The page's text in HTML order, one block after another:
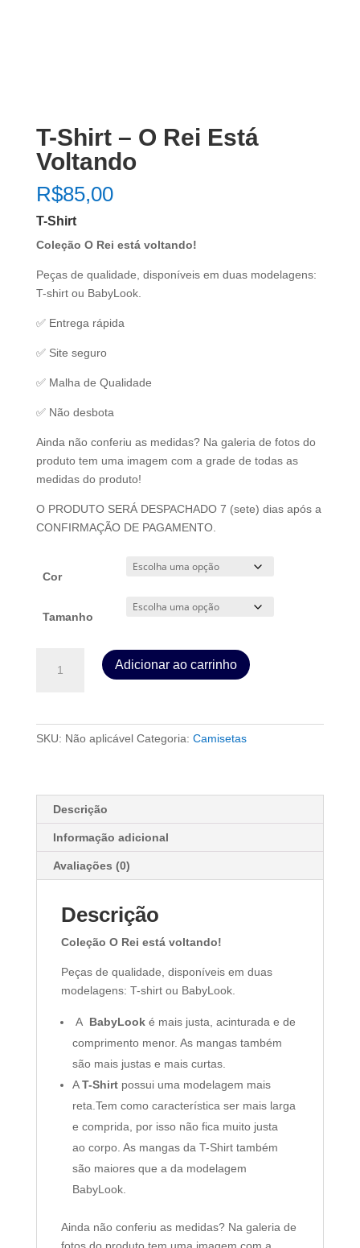
T-Shirt – O Rei Está
Voltando
R$85,00
T-Shirt
Coleção O Rei está voltando!
Peças de qualidade, disponíveis em duas modelagens:
T-shirt ou BabyLook.
✅ Entrega rápida
✅ Site seguro
✅ Malha de Qualidade
✅ Não desbota
Ainda não conferiu as medidas? Na galeria de fotos do
produto tem uma imagem com a grade de todas as
medidas do produto!
O PRODUTO SERÁ DESPACHADO 7 (sete) dias após a
CONFIRMAÇÃO DE PAGAMENTO.
Cor
Tamanho
Shirt
Adicionar ao carrinho
SKU: Não aplicável Categoria: Camisetas
Descrição
Informação adicional
Avaliações (0)
Descrição
Coleção O Rei está voltando!
Peças de qualidade, disponíveis em duas
modelagens: T-shirt ou BabyLook.
A BabyLooké mais justa, acinturada e de
comprimento menor. As mangas também
são mais justas e mais curtas.
AT-Shirtpossui uma modelagem mais
reta.Tem como característica ser mais larga
e comprida, por isso não fica muito justa
ao corpo. As mangas da T-Shirt também
são maiores que a da modelagem
BabyLook.
Ainda não conferiu as medidas? Na galeria de